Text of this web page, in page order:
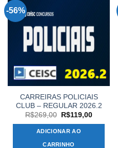
-56%
CARREIRAS POLICIAIS
CLUB – REGULAR 2026.2
R$269,00
O
original
era:
R$269,00.
R$119,00O
ADICIONAR AO
CARRINHO